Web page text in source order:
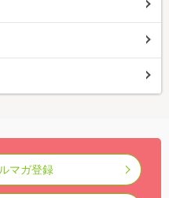
マガ登録